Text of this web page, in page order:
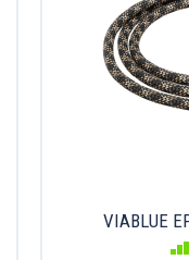
VIABLUE